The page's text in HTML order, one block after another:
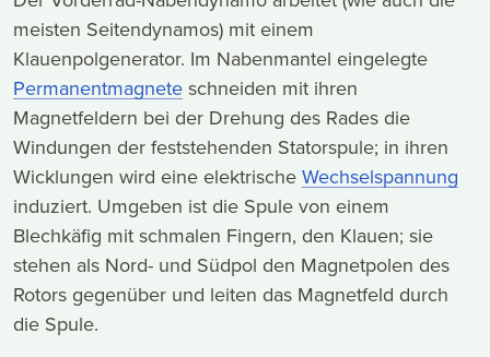
meisten Seitendynamos) mit einem
Klauenpolgenerator. Im Nabenmantel eingelegte
Permanentmagnete schneiden mit ihren
Magnetfeldern bei der Drehung des Rades die
Windungen der feststehenden Statorspule; in ihren
Wicklungen wird eine elektrische Wechselspannung
induziert. Umgeben ist die Spule von einem
Blechkäfig mit schmalen Fingern, den Klauen; sie
stehen als Nord- und Südpol den Magnetpolen des
Rotors gegenüber und leiten das Magnetfeld durch
die Spule.